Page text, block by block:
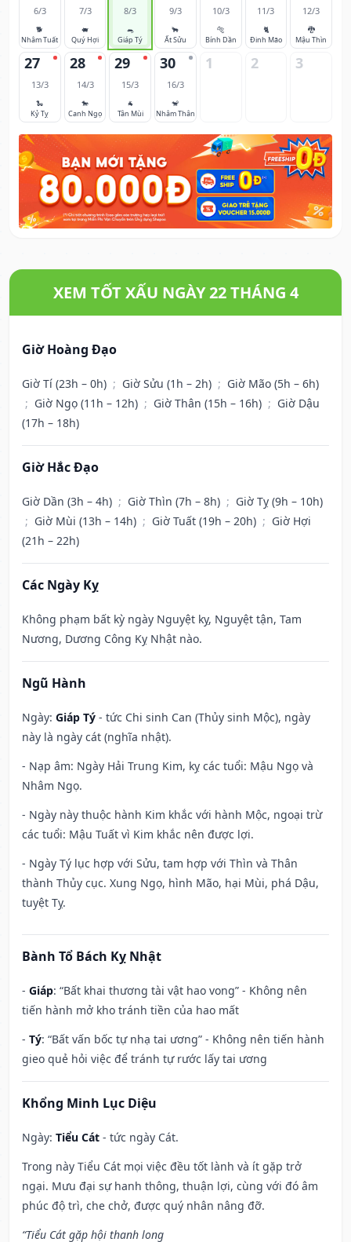
6/3
🐕
Nhâm Tuất
7/3
🐖
Quý Hợi
8/3
🐀
Giáp Tý
9/3
🐂
Ất Sửu
10/3
🐅
Bính Dần
11/3
🐈
Đinh Mão
12/3
🐉
Mậu Thìn
27
13/3
🐍
Kỷ Tỵ
28
14/3
🐎
Canh Ngọ
29
15/3
🐐
Tân Mùi
30
16/3
🐒
Nhâm Thân
1 2 3
XEM TỐT XẤU NGÀY 22 THÁNG 4
Giờ Hoàng Đạo
Giờ Tí (23h – 0h) ; Giờ Sửu (1h – 2h) ; Giờ Mão (5h – 6h)
; Giờ Ngọ (11h – 12h) ; Giờ Thân (15h – 16h) ; Giờ Dậu
(17h – 18h)
Giờ Hắc Đạo
Giờ Dần (3h – 4h) ; Giờ Thìn (7h – 8h) ; Giờ Tỵ (9h – 10h)
; Giờ Mùi (13h – 14h) ; Giờ Tuất (19h – 20h) ; Giờ Hợi
(21h – 22h)
Các Ngày Kỵ
Không phạm bất kỳ ngày Nguyệt kỵ, Nguyệt tận, Tam
Nương, Dương Công Kỵ Nhật nào.
Ngũ Hành
Ngày: Giáp Tý - tức Chi sinh Can (Thủy sinh Mộc), ngày
này là ngày cát (nghĩa nhật).
- Nạp âm: Ngày Hải Trung Kim, kỵ các tuổi: Mậu Ngọ và
Nhâm Ngọ.
- Ngày này thuộc hành Kim khắc với hành Mộc, ngoại trừ
các tuổi: Mậu Tuất vì Kim khắc nên được lợi.
- Ngày Tý lục hợp với Sửu, tam hợp với Thìn và Thân
thành Thủy cục. Xung Ngọ, hình Mão, hại Mùi, phá Dậu,
tuyệt Tỵ.
Bành Tổ Bách Kỵ Nhật
- Giáp: “Bất khai thương tài vật hao vong” - Không nên
tiến hành mở kho tránh tiền của hao mất
- Tý: “Bất vấn bốc tự nhạ tai ương” - Không nên tiến hành
gieo quẻ hỏi việc để tránh tự rước lấy tai ương
Khổng Minh Lục Diệu
Ngày: Tiểu Cát - tức ngày Cát.
Trong này Tiểu Cát mọi việc đều tốt lành và ít gặp trở
ngại. Mưu đại sự hanh thông, thuận lợi, cùng với đó âm
phúc độ trì, che chở, được quý nhân nâng đỡ.
“Tiểu Cát gặp hội thanh long